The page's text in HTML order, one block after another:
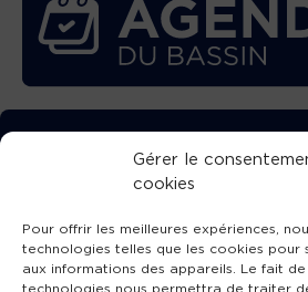
Gérer le
cookies
Pour offrir les meilleures expériences,
technologies telles que les cookies
aux informations des appareils. Le fait
technologies nous permettra de traiter
TÉLÉCHARGEZ
L’APPLICATION